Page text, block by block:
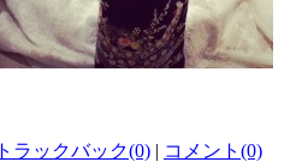
トラックバック(0) | コメント(0)